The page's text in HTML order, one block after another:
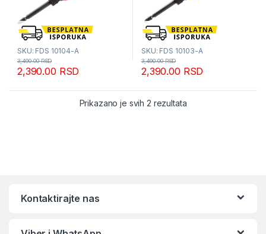
SKU: FDS 10104-A
2,390.00 RSD
3,490.00RSD
SKU: FDS 10103-A
2,390.00 RSD
3,490.00RSD
Prikazano je svih 2 rezultataSortirano po
Kontaktirajte nas